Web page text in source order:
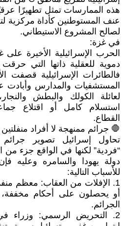
هذه الممارسات تمثل تطهيرًا
عنف المستوطنين كأداة مركزية
لصالح المشروع الاستيطاني.
في غزة:
الحرب الإسرائيلية الأخيرة على
دموية للعقلية ذاتها التي
فالطائرات الإسرائيلية قصفت
المستشفيات والمدارس وأبادت
لعائلة الكولك والبطش
استسلام كامل أو اقتلاع
القطاع.
🛑 جرائم ممنهجة لا أفراد منفلتين
تحاول إسرائيل تصوير جرائم
“فردية” لكنها في الواقع جزء من
دولة يهودا والسامره وعليه
للأسباب التالية:
1. الإفلات من العقاب: معظم
أو يحصلون على أحكام
الجرائم.
2. التحريض الرسمي: وزراء